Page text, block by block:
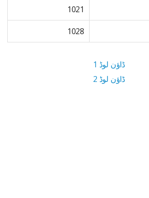
1021
1028
ڈاؤن لوڈ 1
ڈاؤن لوڈ 2